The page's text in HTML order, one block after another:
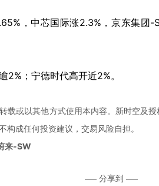
，中芯国际涨2.3%，京东集团
2%；宁德时代高开近2%。
载或以其他方式使用本内容。新时空及
成任何投资建议，交易风险自担。
来-SW
分享到